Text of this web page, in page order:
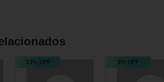
13% OFF 9% OFF